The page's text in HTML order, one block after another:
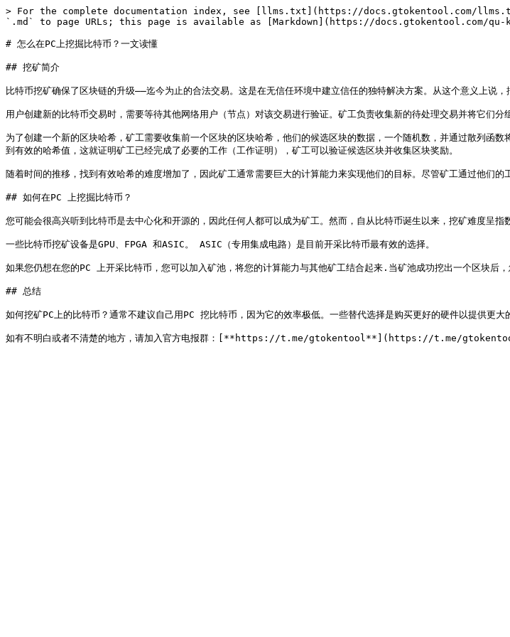
> For the complete documentation index, see [llms.txt](https://docs.gtokentool.com/
`.md` to page URLs; this page is available as [Markdown](https://docs.gtokentool.com/
# 怎么在PC上挖掘比特币？一文读懂
## 挖矿简介
比特币挖矿确保了区块链的升级——迄今为止的合法交易。这是在无信任环境中建立信任的独特解决方案。从这个意义上说，
用户创建新的比特币交易时，需要等待其他网络用户（节点）对该交易进行验证。矿工负责收集新的待处理交易并将它们
为了创建一个新的区块哈希，矿工需要收集前一个区块的区块哈希，他们的候选区块的数据，一个随机数，并通过散列函
到有效的哈希值，这就证明矿工已经完成了必要的工作（工作证明），矿工可以验证候选区块并收集区块奖励。
随着时间的推移，找到有效哈希的难度增加了，因此矿工通常需要巨大的计算能力来实现他们的目标。尽管矿工通过他们
## 如何在PC 上挖掘比特币？
您可能会很高兴听到比特币是去中心化和开源的，因此任何人都可以成为矿工。然而，自从比特币诞生以来，挖矿难度呈指
一些比特币挖矿设备是GPU、FPGA 和ASIC。 ASIC（专用集成电路）是目前开采比特币最有效的选择。
如果您仍想在您的PC 上开采比特币，您可以加入矿池，将您的计算能力与其他矿工结合起来.当矿池成功挖出一个区块后，
## 总结
如何挖矿PC上的比特币？通常不建议自己用PC 挖比特币，因为它的效率极低。一些替代选择是购买更好的硬件以提供更大